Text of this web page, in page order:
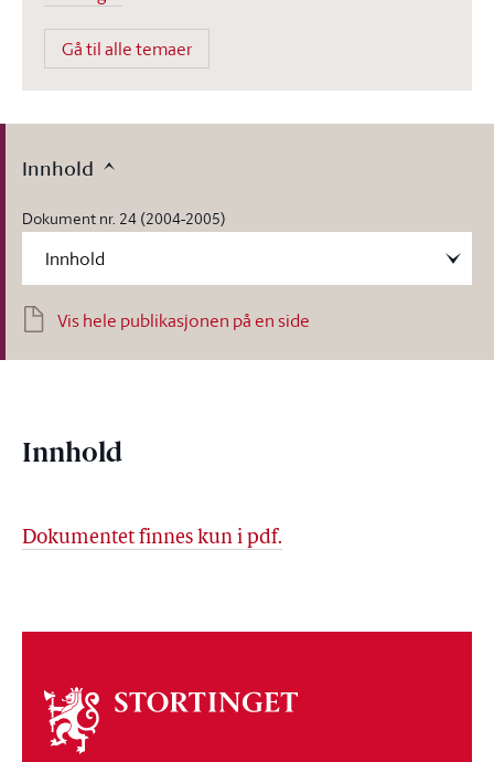
Gå til alle temaer
Innhold
Dokument nr. 24 (2004-2005)
Vis hele publikasjonen på en side
Innhold
Dokumentet finnes kun i pdf.
Om
stortinget